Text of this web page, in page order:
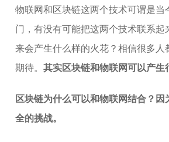
物联网和区块链这两个技术可谓是当
门，有没有可能把这两个技术联系起
来会产生什么样的火花？相信很多人
期待。其实区块链和物联网可以产生
区块链为什么可以和物联网结合？因
全的挑战。